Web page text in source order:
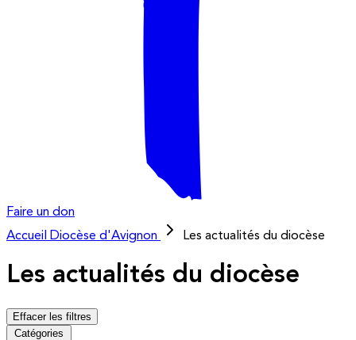
Faire un don
Accueil
Diocèse d'Avignon Les actualités du diocèse
Les actualités du diocèse
Effacer les filtres
Catégories